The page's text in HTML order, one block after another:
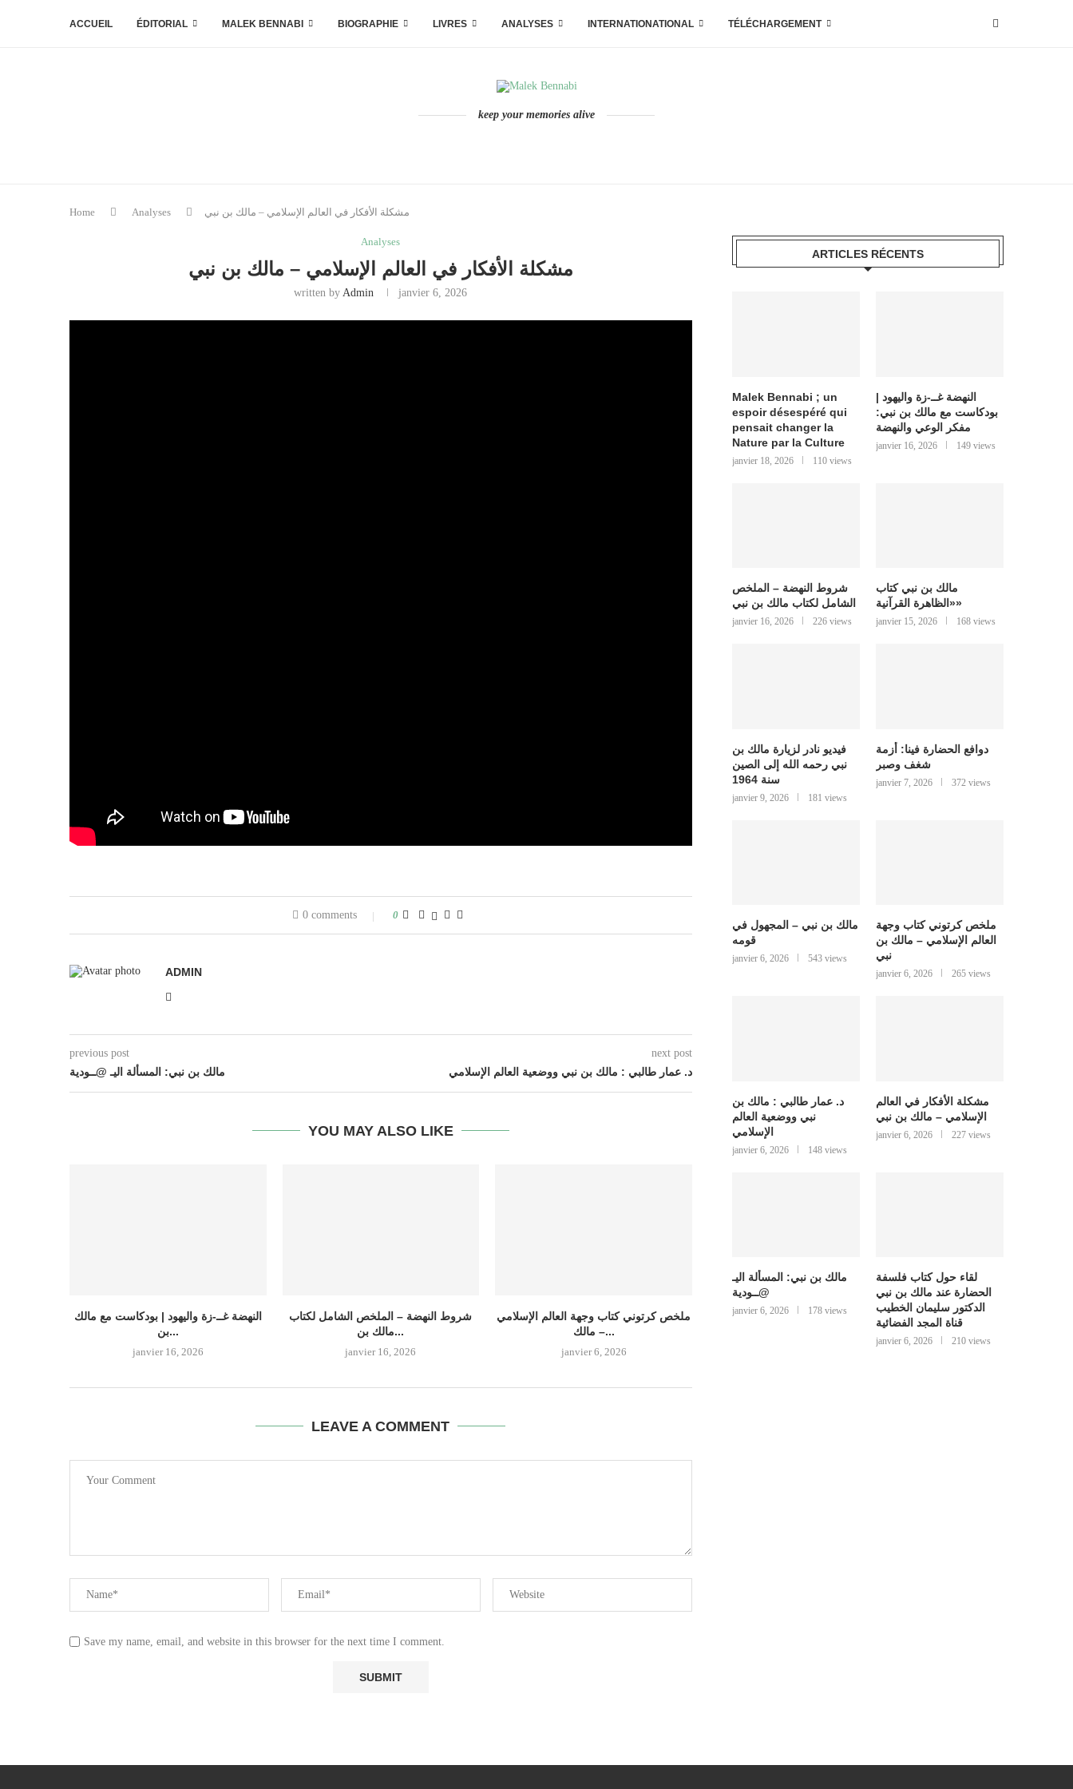
ACCUEIL ÉDITORIAL MALEK BENNABI BIOGRAPHIE LIVRES ANALYSES INTERNATIONATIONAL TÉLÉCHARGEMENT
keep your memories alive
Home Analyses مشكلة الأفكار في العالم الإسلامي – مالك بن نبي
Analyses
مشكلة الأفكار في العالم الإسلامي – مالك بن نبي
written byAdmin janvier 6, 2026
0 comments 0
ADMIN
previous post
مالك بن نبي: المسألة اليـ @ــودية
next post
د. عمار طالبي : مالك بن نبي ووضعية العالم الإسلامي
YOU MAY ALSO LIKE
النهضة غــ-زة واليهود | بودكاست مع مالك
بن...
janvier 16, 2026
شروط النهضة – الملخص الشامل لكتاب
مالك بن...
janvier 16, 2026
ملخص كرتوني كتاب وجهة العالم الإسلامي
– مالك...
janvier 6, 2026
LEAVE A COMMENT
Save my name, email, and website in this browser for the next time I comment.
ARTICLES RÉCENTS
Malek Bennabi ; un
espoir désespéré qui
pensait changer la
Nature par la Culture
janvier 18, 2026 110 views
النهضة غــ-زة واليهود |
بودكاست مع مالك بن نبي:
مفكر الوعي والنهضة
janvier 16, 2026 149 views
شروط النهضة – الملخص
الشامل لكتاب مالك بن نبي
janvier 16, 2026 226 views
مالك بن نبي كتاب
«الظاهرة القرآنية»
janvier 15, 2026 168 views
فيديو نادر لزيارة مالك بن
نبي رحمه الله إلى الصين
سنة 1964
janvier 9, 2026 181 views
دوافع الحضارة فينا: أزمة
شغف وصبر
janvier 7, 2026 372 views
مالك بن نبي – المجهول في
قومه
janvier 6, 2026 543 views
ملخص كرتوني كتاب وجهة
العالم الإسلامي – مالك بن
نبي
janvier 6, 2026 265 views
د. عمار طالبي : مالك بن
نبي ووضعية العالم
الإسلامي
janvier 6, 2026 148 views
مشكلة الأفكار في العالم
الإسلامي – مالك بن نبي
janvier 6, 2026 227 views
مالك بن نبي: المسألة اليـ
@ــودية
janvier 6, 2026 178 views
لقاء حول كتاب فلسفة
الحضارة عند مالك بن نبي
الدكتور سليمان الخطيب
قناة المجد الفضائية
janvier 6, 2026 210 views